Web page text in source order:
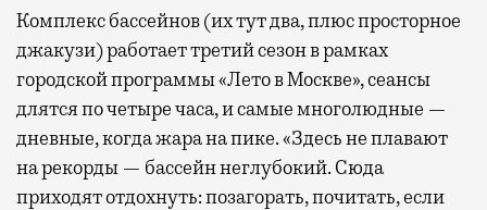
Комплекс бассейнов (их тут два, плюс просторное
джакузи) работает третий сезон в рамках
городской программы «Лето в Москве», сеансы
длятся по четыре часа, и самые многолюдные —
дневные, когда жара на пике. «Здесь не плавают
на рекорды — бассейн неглубокий. Сюда
приходят отдохнуть: позагорать, почитать, если